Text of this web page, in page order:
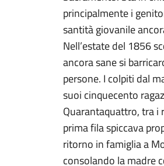
principalmente i
santità giovanile
Nell’estate del 1856
ancora sane si
persone. I colpiti dal
suoi cinquecento
Quarantaquattro, tra i
prima fila spiccava
ritorno in famiglia a
consolando la madre